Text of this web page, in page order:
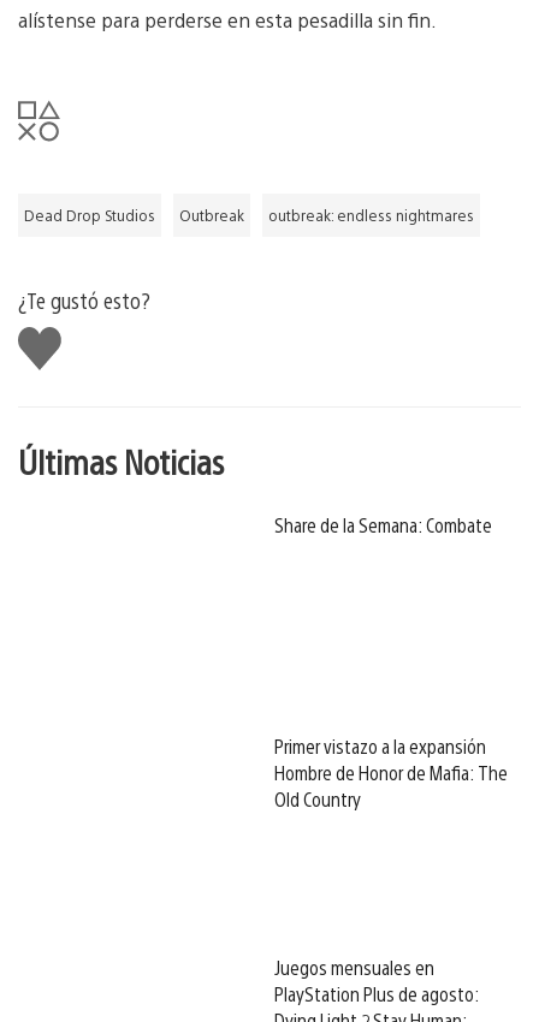
alístense para perderse en esta pesadilla sin fin.
Dead Drop Studios Outbreak outbreak: endless nightmares
¿Te gustó esto?
Me
gusta
Últimas Noticias
Share de la Semana: Combate
Primer vistazo a la expansión
Hombre de Honor de Mafia: The
Old Country
Juegos mensuales en
PlayStation Plus de agosto: